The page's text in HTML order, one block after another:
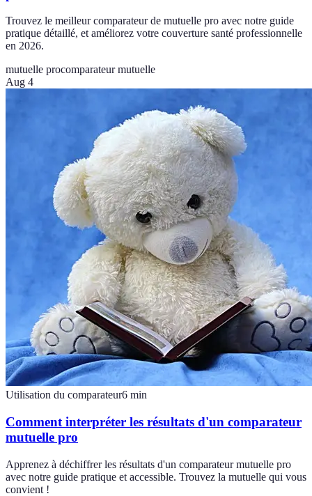
Trouvez le meilleur comparateur de mutuelle pro avec notre guide
pratique détaillé, et améliorez votre couverture santé professionnelle
en 2026.
mutuelle procomparateur mutuelle
Aug 4
Utilisation du comparateur6 min
Comment interpréter les résultats d'un comparateur
mutuelle pro
Apprenez à déchiffrer les résultats d'un comparateur mutuelle pro
avec notre guide pratique et accessible. Trouvez la mutuelle qui vous
convient !